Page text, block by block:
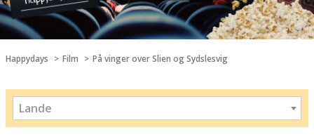
Happydays Film På vinger over Slien og Sydslesvig
Lande